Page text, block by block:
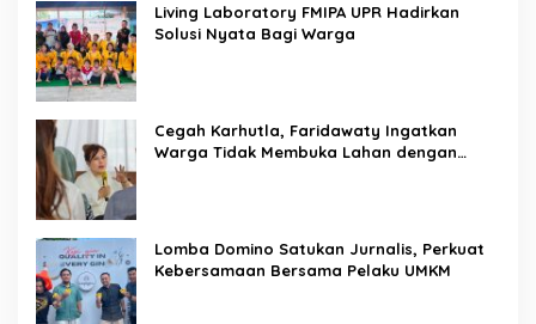
Living Laboratory FMIPA UPR Hadirkan
Solusi Nyata Bagi Warga
Cegah Karhutla, Faridawaty Ingatkan
Warga Tidak Membuka Lahan dengan
Lomba Domino Satukan Jurnalis, Perkuat
Kebersamaan Bersama Pelaku UMKM